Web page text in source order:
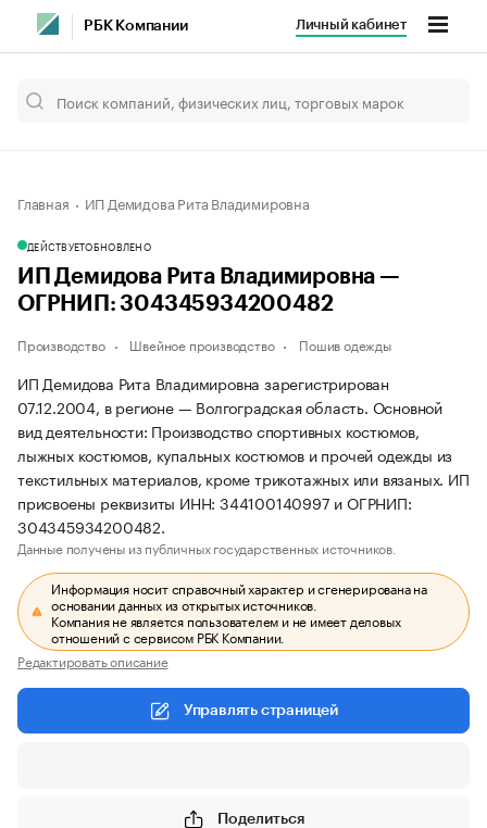
РБК Компании Личный кабинет
Главная ИП Демидова Рита Владимировна
ДЕЙСТВУЕТОБНОВЛЕНО
ИП Демидова Рита Владимировна —
ОГРНИП: 304345934200482
Производство Швейное производство Пошив одежды
ИП Демидова Рита Владимировна зарегистрирован
07.12.2004, в регионе — Волгоградская область. Основной
вид деятельности: Производство спортивных костюмов,
лыжных костюмов, купальных костюмов и прочей одежды из
текстильных материалов, кроме трикотажных или вязаных. ИП
присвоены реквизиты ИНН: 344100140997 и ОГРНИП:
304345934200482.
Данные получены из публичных государственных источников.
Информация носит справочный характер и сгенерирована на
основании данных из открытых источников.
Компания не является пользователем и не имеет деловых
отношений с сервисом РБК Компании.
Редактировать описание
Управлять страницей
Поделиться